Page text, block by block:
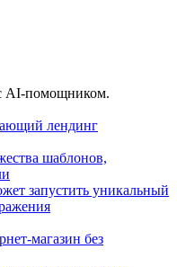
AI-помощником.
лендинг
шаблонов,
запустить уникальный
магазин без